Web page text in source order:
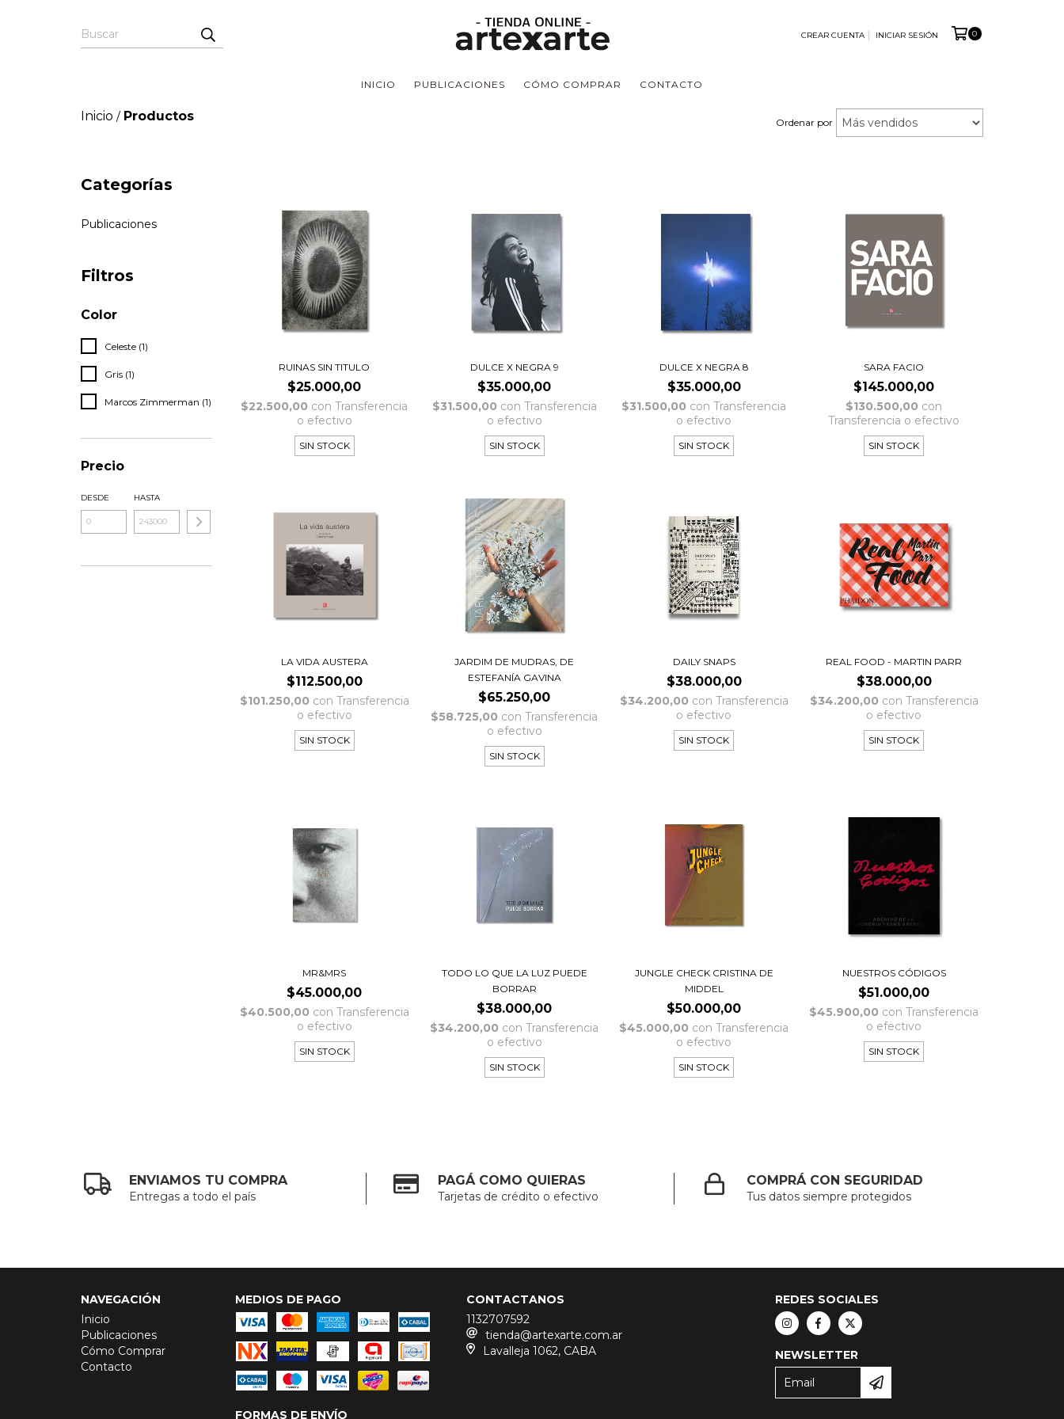
CREAR CUENTA INICIAR SESIÓN 0
INICIO PUBLICACIONES CÓMO COMPRAR CONTACTO
Inicio / Productos Ordenar por
Categorías
Publicaciones
Filtros
Color
Celeste (1)
Gris (1)
Marcos Zimmerman (1)
Precio
DESDE HASTA
RUINAS SIN TITULO
$25.000,00
$22.500,00 con Transferencia
o efectivo
SIN STOCK
DULCE X NEGRA 9
$35.000,00
$31.500,00 con Transferencia
o efectivo
SIN STOCK
DULCE X NEGRA 8
$35.000,00
$31.500,00 con Transferencia
o efectivo
SIN STOCK
SARA FACIO
$145.000,00
$130.500,00 con
Transferencia o efectivo
SIN STOCK
LA VIDA AUSTERA
$112.500,00
$101.250,00 con Transferencia
o efectivo
SIN STOCK
JARDIM DE MUDRAS, DE
ESTEFANÍA GAVINA
$65.250,00
$58.725,00 con Transferencia
o efectivo
SIN STOCK
DAILY SNAPS
$38.000,00
$34.200,00 con Transferencia
o efectivo
SIN STOCK
REAL FOOD - MARTIN PARR
$38.000,00
$34.200,00 con Transferencia
o efectivo
SIN STOCK
MR&MRS
$45.000,00
$40.500,00 con Transferencia
o efectivo
SIN STOCK
TODO LO QUE LA LUZ PUEDE
BORRAR
$38.000,00
$34.200,00 con Transferencia
o efectivo
SIN STOCK
JUNGLE CHECK CRISTINA DE
MIDDEL
$50.000,00
$45.000,00 con Transferencia
o efectivo
SIN STOCK
NUESTROS CÓDIGOS
$51.000,00
$45.900,00 con Transferencia
o efectivo
SIN STOCK
ENVIAMOS TU COMPRA
Entregas a todo el país
PAGÁ COMO QUIERAS
Tarjetas de crédito o efectivo
COMPRÁ CON SEGURIDAD
Tus datos siempre protegidos
NAVEGACIÓN
Inicio
Publicaciones
Cómo Comprar
Contacto
MEDIOS DE PAGO
FORMAS DE ENVÍO
CONTACTANOS
1132707592
tienda@artexarte.com.ar
Lavalleja 1062, CABA
REDES SOCIALES
NEWSLETTER